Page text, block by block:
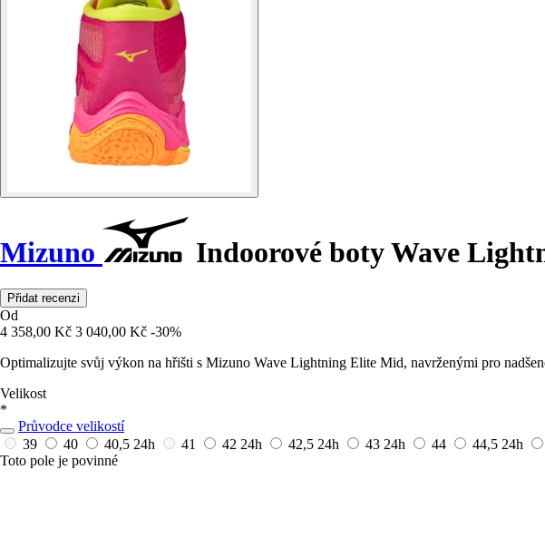
Mizuno Indoorové boty Wave
Přidat recenzi
Od
4 358,00 Kč 3 040,00 Kč -30%
Optimalizujte svůj výkon na hřišti s Mizuno Wave Lightning Elite Mid, navrženými pro
Velikost
*
Průvodce velikostí
39
40 40,5 24h 41 42 24h 42,5 24h 43 24h 44 44,5 24h
Toto pole je povinné